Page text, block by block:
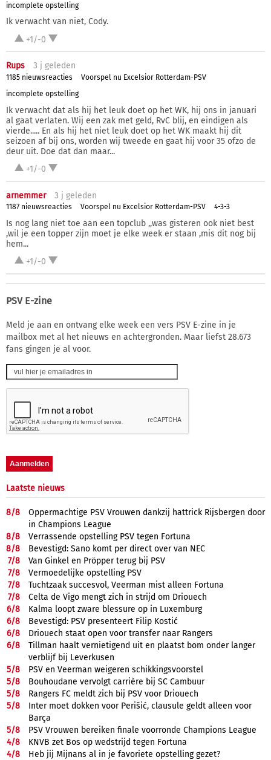
incomplete opstelling
Ik verwacht van niet, Cody.
+1/-0
Rups 3 j geleden
1185 nieuwsreacties
Voorspel nu Excelsior Rotterdam-PSV
incomplete opstelling
Ik verwacht dat als hij het leuk doet op het WK, hij ons in januari
al gaat verlaten. Wij een zak met geld, RvC blij, en eindigen als
vierde..... En als hij het niet leuk doet op het WK maakt hij dit
seizoen af bij ons, worden wij tweede en gaat hij voor 35 ofzo de
deur uit. Doe dat dan maar...
+1/-0
arnemmer 3 j geleden
1187 nieuwsreacties Voorspel nu Excelsior Rotterdam-PSV 4-3-3
Is nog lang niet toe aan een topclub ,,was gisteren ook niet best
,wil je een topper zijn moet je elke week er staan ,mis dit nog bij
hem...
+1/-0
PSV E-zine
Meld je aan en ontvang elke week een vers PSV E-zine in je
mailbox met al het nieuws en achtergronden. Maar liefst 28.673
fans gingen je al voor.
Laatste nieuws
8/8
Oppermachtige PSV Vrouwen dankzij hattrick Rijsbergen door
in Champions League
8/8
Verrassende opstelling PSV tegen Fortuna
8/8
Bevestigd: Sano komt per direct over van NEC
7/8
Van Ginkel en Pröpper terug bij PSV
7/8
Vermoedelijke opstelling PSV
7/8
Tuchtzaak succesvol, Veerman mist alleen Fortuna
7/8
Celta de Vigo mengt zich in strijd om Driouech
6/8
Kalma loopt zware blessure op in Luxemburg
6/8
Bevestigd: PSV presenteert Filip Kostić
6/8
Driouech staat open voor transfer naar Rangers
6/8
Tillman haalt vernietigend uit en plaatst bom onder langer
verblijf bij Leverkusen
5/8
PSV en Veerman weigeren schikkingsvoorstel
5/8
Bouhoudane vervolgt carrière bij SC Cambuur
5/8
Rangers FC meldt zich bij PSV voor Driouech
5/8
Inter moet dokken voor Perišić, clausule geldt alleen voor
Barça
5/8
PSV Vrouwen bereiken finale voorronde Champions League
4/8
KNVB zet Bos op wedstrijd tegen Fortuna
4/8
Heb jij Mijnans al in je favoriete opstelling gezet?